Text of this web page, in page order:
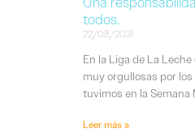
todos.
22/08/2021
En la Liga de La
muy orgullosas por
tuvimos en la Semana
Leer más »